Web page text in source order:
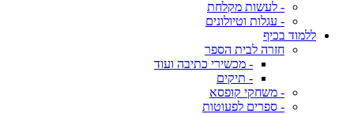
- לעשות מקלחת
- עגלות וטיולונים
ללמוד בכיף
חזרה לבית הספר
- מכשירי כתיבה ועוד
- תיקים
- משחקי קופסא
- ספרים לפעוטות